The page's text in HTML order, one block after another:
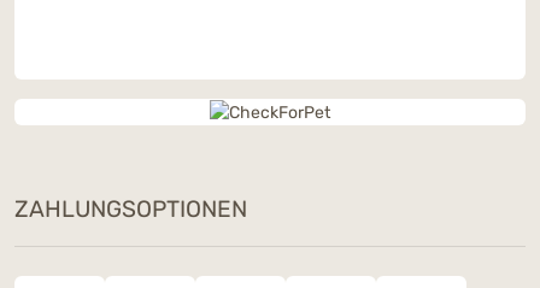
ZAHLUNGSOPTIONEN
Dieses Wochenende: Ein Snack
Deiner Wahl geschenkt